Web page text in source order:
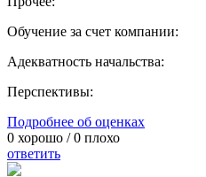
Обучение за счет компании:
Адекватность начальства:
Перспективы:
Подробнее об оценках
0 хорошо /0 плохо
ответить